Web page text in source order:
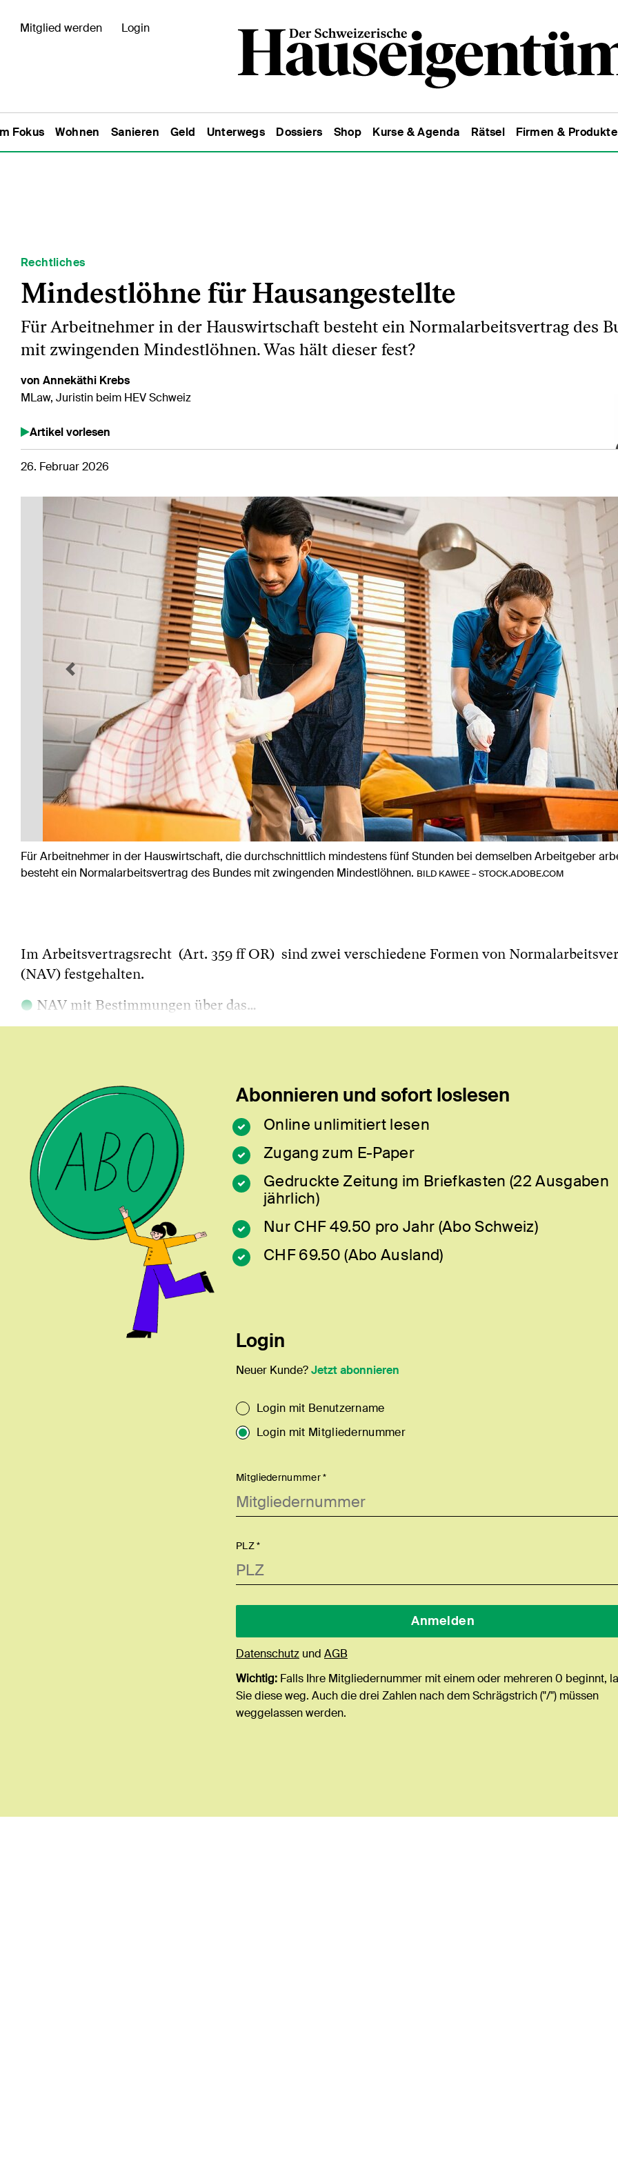
Mitglied werden Login
Fokus Wohnen Sanieren Geld Unterwegs Dossiers Shop Kurse & Agenda Rätsel Firmen & Produkte
Rechtliches
Mindestlöhne für Hausangestellte
Für Arbeitnehmer in der Hauswirtschaft besteht ein Normalarbeitsvertrag des
mit zwingenden Mindestlöhnen. Was hält dieser fest?
von Annekäthi Krebs
MLaw, Juristin beim HEV Schweiz
Artikel vorlesen
26. Februar 2026
Für Arbeitnehmer in der Hauswirtschaft, die durchschnittlich mindestens fünf Stunden bei demselben Arbeitgeber
besteht ein Normalarbeitsvertrag des Bundes mit zwingenden Mindestlöhnen. BILD KAWEE – STOCK.ADOBE.COM
Previous
Im Arbeitsvertragsrecht (Art. 359 ff OR) sind zwei verschiedene Formen von
(NAV) festgehalten.
● NAV mit Bestimmungen über das…
Abonnieren und sofort loslesen
Online unlimitiert lesen
Zugang zum E-Paper
Gedruckte Zeitung im Briefkasten (22 Ausgaben
jährlich)
Nur CHF 49.50 pro Jahr (Abo Schweiz)
CHF 69.50 (Abo Ausland)
Login
Neuer Kunde?Jetzt abonnieren
Login mit Benutzername
Login mit Mitgliedernummer
Mitgliedernummer *
PLZ *
Datenschutz und AGB
Wichtig: Falls Ihre Mitgliedernummer mit einem oder mehreren 0 beginnt,
Sie diese weg. Auch die drei Zahlen nach dem Schrägstrich ("/") müssen
weggelassen werden.